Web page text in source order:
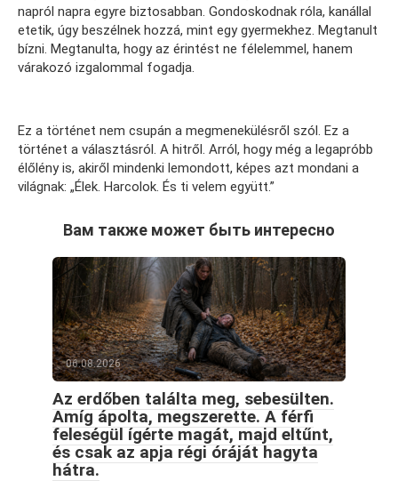
napról napra egyre biztosabban. Gondoskodnak róla, kanállal
etetik, úgy beszélnek hozzá, mint egy gyermekhez. Megtanult
bízni. Megtanulta, hogy az érintést ne félelemmel, hanem
várakozó izgalommal fogadja.
Ez a történet nem csupán a megmenekülésről szól. Ez a
történet a választásról. A hitről. Arról, hogy még a legapróbb
élőlény is, akiről mindenki lemondott, képes azt mondani a
világnak: „Élek. Harcolok. És ti velem együtt.”
Вам также может быть интересно
06.08.2026
Az erdőben találta meg, sebesülten.
Amíg ápolta, megszerette. A férfi
feleségül ígérte magát, majd eltűnt,
és csak az apja régi óráját hagyta
hátra.